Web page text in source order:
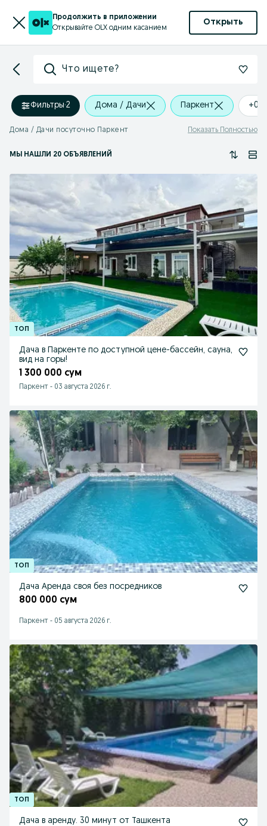
Продолжить в приложении
Открывайте OLX одним касанием
Открыть
Что ищете?
Фильтры·2 Дома / Дачи Паркент +0
Дома / Дачи посуточно Паркент Показать Полностью
МЫ НАШЛИ 20 ОБЪЯВЛЕНИЙ
Дача в Паркенте по доступной цене-бассейн, сауна,
вид на горы!
1 300 000 сум
Паркент - 03 августа 2026 г.
Дача Аренда своя без посредников
800 000 сум
Паркент - 05 августа 2026 г.
Дача в аренду. 30 минут от Ташкента